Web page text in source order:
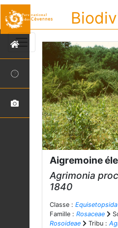
Aigremoine
Agrimonia
1840
Classe : Equisetopsida
Famille : Rosaceae
Rosoideae
Tribu :